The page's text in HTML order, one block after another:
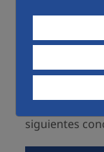
Precio
para
El precio
siguientes